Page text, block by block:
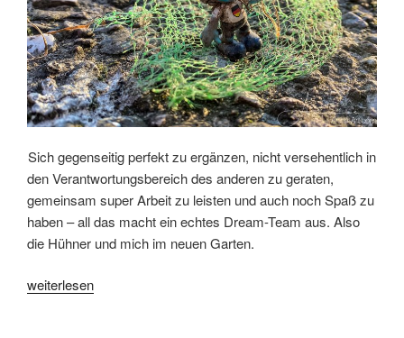
Sich gegenseitig perfekt zu ergänzen, nicht versehentlich in
den Verantwortungsbereich des anderen zu geraten,
gemeinsam super Arbeit zu leisten und auch noch Spaß zu
haben – all das macht ein echtes Dream-Team aus. Also
die Hühner und mich im neuen Garten.
„Dream-
weiterlesen